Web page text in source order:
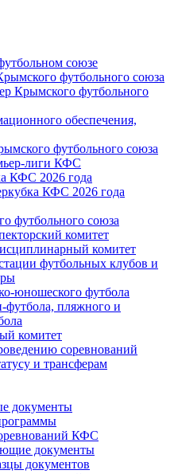
союзе
футбольного союза
Крымского футбольного
обеспечения,
футбольного союза
лиги КФС
КФС 2026 года
КФС 2026 года
футбольного союза
комитет
комитет
футбольных клубов и
юношеского футбола
футбола, пляжного и
комитет
соревнований
и трансферам
документы
КФС
документы
документов